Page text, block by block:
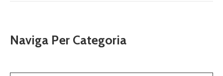
Naviga Per Categoria